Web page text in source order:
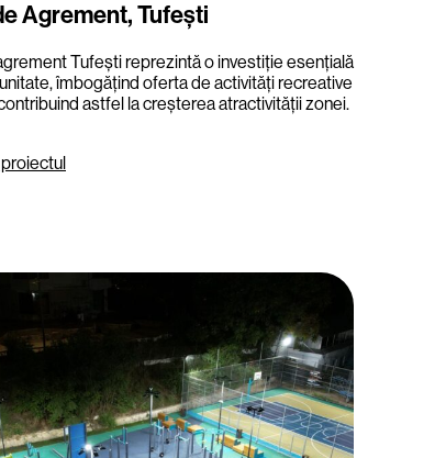
Agrement, Tufești
Tufești reprezintă o investiție esențială
îmbogățind oferta de activități recreative
astfel la creșterea atractivității zonei.